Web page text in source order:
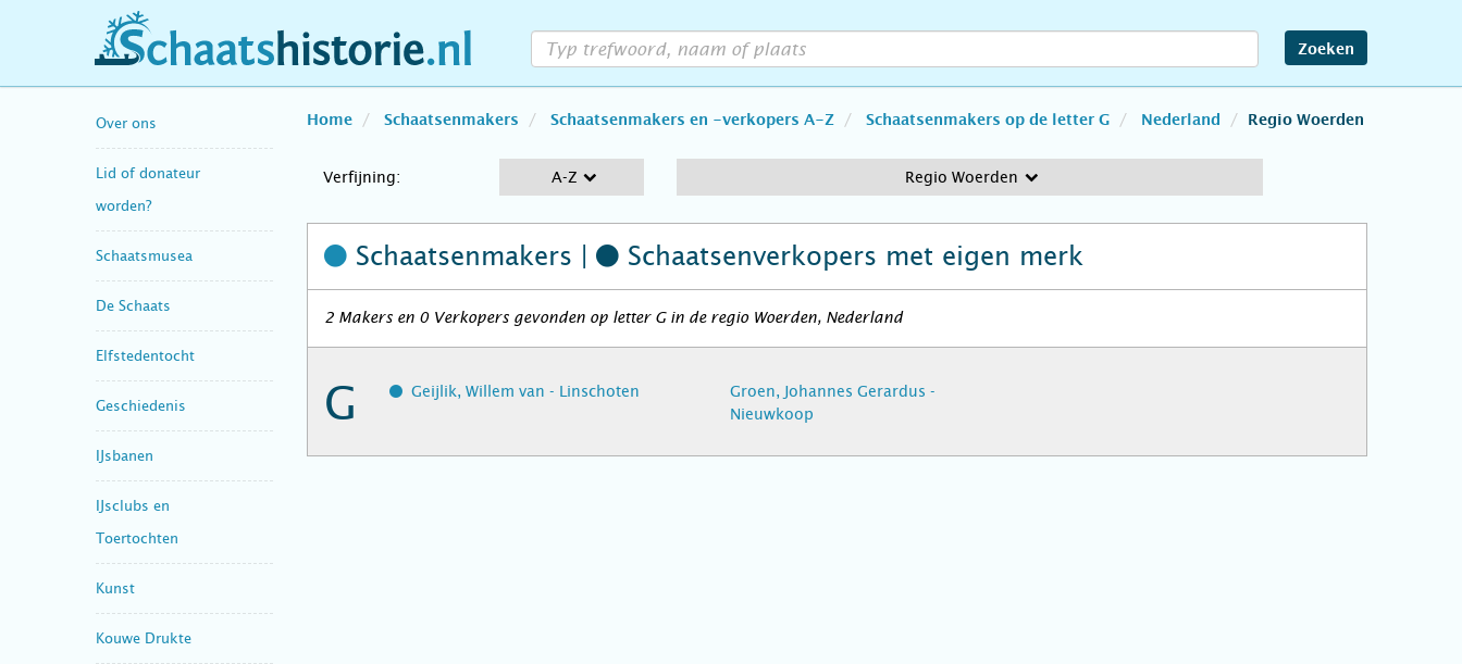
schaatshistorie.nl Zoeken
Over ons
Lid of donateur
worden?
Schaatsmusea
De Schaats
Elfstedentocht
Geschiedenis
IJsbanen
IJsclubs en
Toertochten
Kunst
Kouwe Drukte
Home Schaatsenmakers Schaatsenmakers en -verkopers A-Z Schaatsenmakers op de letter G Nederland Regio Woerden
Verfijning: A-Z Regio Woerden
Schaatsenmakers | Schaatsenverkopers met eigen merk
2 Makers en 0 Verkopers gevonden op letter G in de regio Woerden, Nederland
G Geijlik, Willem van - Linschoten
Groen, Johannes Gerardus -
Nieuwkoop